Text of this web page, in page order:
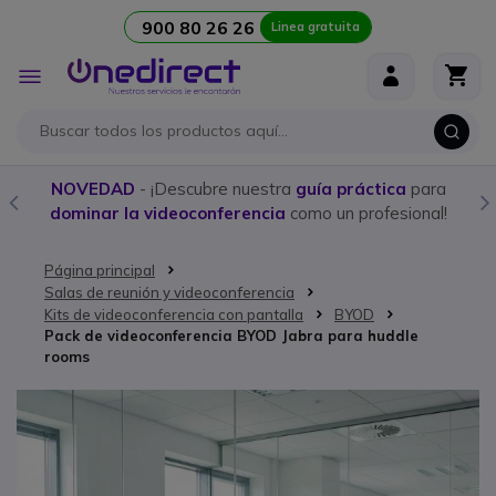
900 80 26 26 Linea gratuita
Toggle
Nav
Compra aquí losmejores Walkies con licenciay
programación personalizada
Página principal
Salas de reunión y videoconferencia
Kits de videoconferencia con pantalla
BYOD
Pack de videoconferencia BYOD Jabra para huddle
rooms
Saltar al final de la galería de imágenes